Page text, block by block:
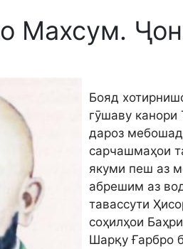
Махсум.
Бояд
гӯшаву канори
дароз
сарчашмаҳои
якуми пеш аз
абрешим аз
тавассути
соҳилҳои
Шарқу Ғарбро